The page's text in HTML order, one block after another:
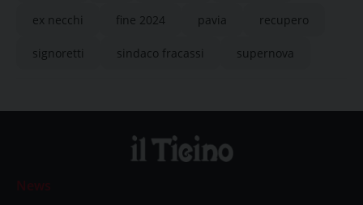
ex necchi fine 2024 pavia recupero
signoretti sindaco fracassi supernova
News